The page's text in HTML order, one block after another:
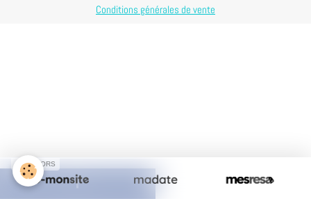
Conditions générales de vente
SPONSORS